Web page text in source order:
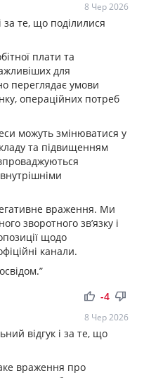
8 Чер 2026
за те, що поділилися
плати та
для
переглядає умови
операційних потреб
можуть змінюватися у
та підвищенням
враження. Ми
зворотного зв’язку і
щодо
канали.
thumb_up thumb_down
-4
8 Чер 2026
відгук і за те, що
враження про